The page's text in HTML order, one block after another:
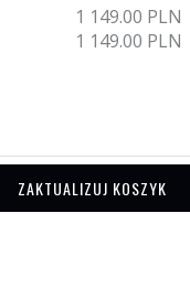
1 149.00 PLN
1 149.00 PLN